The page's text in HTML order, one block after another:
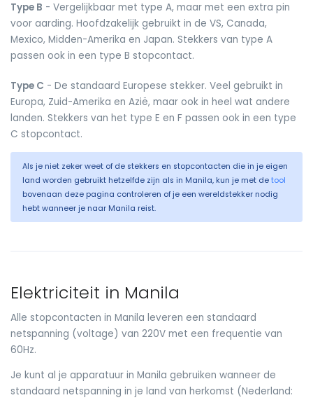
Type B - Vergelijkbaar met type A, maar met een extra pin
voor aarding. Hoofdzakelijk gebruikt in de VS, Canada,
Mexico, Midden-Amerika en Japan. Stekkers van type A
passen ook in een type B stopcontact.
Type C - De standaard Europese stekker. Veel gebruikt in
Europa, Zuid-Amerika en Azië, maar ook in heel wat andere
landen. Stekkers van het type E en F passen ook in een type
C stopcontact.
Als je niet zeker weet of de stekkers en stopcontacten die in je eigen
land worden gebruikt hetzelfde zijn als in Manila, kun je met de tool
bovenaan deze pagina controleren of je een wereldstekker nodig
hebt wanneer je naar Manila reist.
Elektriciteit in Manila
Alle stopcontacten in Manila leveren een standaard
netspanning (voltage) van 220V met een frequentie van
60Hz.
Je kunt al je apparatuur in Manila gebruiken wanneer de
standaard netspanning in je land van herkomst (Nederland: